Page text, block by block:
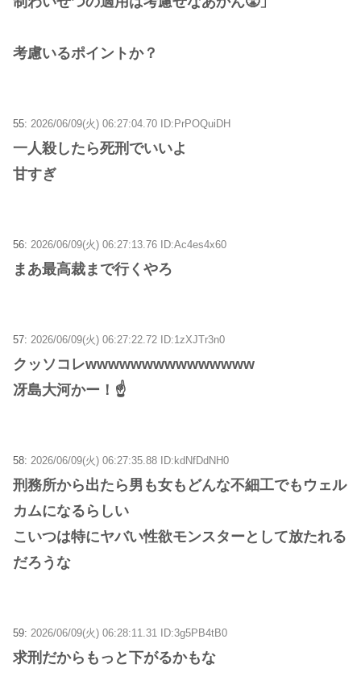
考慮いるポイントか？
55: 2026/06/09(火) 06:27:04.70 ID:PrPOQuiDH
一人殺したら死刑でいいよ
甘すぎ
56: 2026/06/09(火) 06:27:13.76 ID:Ac4es4x60
まあ最高裁まで行くやろ
57: 2026/06/09(火) 06:27:22.72 ID:1zXJTr3n0
クッソコレwwwwwwwwwwwwwww
冴島大河かー！☝
58: 2026/06/09(火) 06:27:35.88 ID:kdNfDdNH0
刑務所から出たら男も女もどんな不細工でもウェル
カムになるらしい
こいつは特にヤバい性欲モンスターとして放たれる
だろうな
59: 2026/06/09(火) 06:28:11.31 ID:3g5PB4tB0
求刑だからもっと下がるかもな